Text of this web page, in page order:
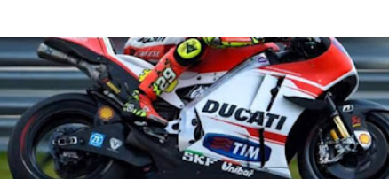
ANDREA DOVIZIOSO ANDREA IANNONE GP15 MOTOGP